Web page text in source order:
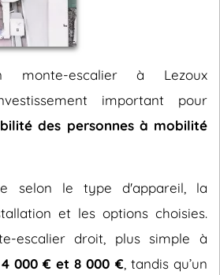
monte-escalier à Lezoux
important pour
des personnes à mobilité
selon le type d'appareil, la
et les options choisies.
escalier droit, plus simple à
4 000 € et 8 000 € , tandis qu’un